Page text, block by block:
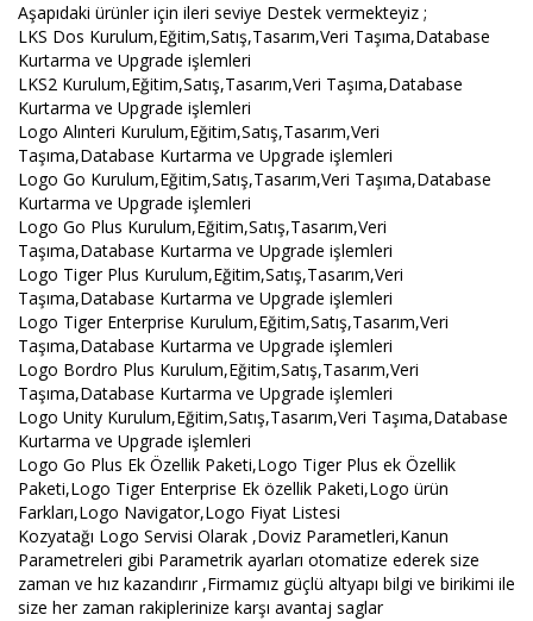
Aşapıdaki ürünler için ileri seviye Destek vermekteyiz ;
LKS Dos Kurulum,Eğitim,Satış,Tasarım,Veri Taşıma,Database
Kurtarma ve Upgrade işlemleri
LKS2 Kurulum,Eğitim,Satış,Tasarım,Veri Taşıma,Database
Kurtarma ve Upgrade işlemleri
Logo Alınteri Kurulum,Eğitim,Satış,Tasarım,Veri
Taşıma,Database Kurtarma ve Upgrade işlemleri
Logo Go Kurulum,Eğitim,Satış,Tasarım,Veri Taşıma,Database
Kurtarma ve Upgrade işlemleri
Logo Go Plus Kurulum,Eğitim,Satış,Tasarım,Veri
Taşıma,Database Kurtarma ve Upgrade işlemleri
Logo Tiger Plus Kurulum,Eğitim,Satış,Tasarım,Veri
Taşıma,Database Kurtarma ve Upgrade işlemleri
Logo Tiger Enterprise Kurulum,Eğitim,Satış,Tasarım,Veri
Taşıma,Database Kurtarma ve Upgrade işlemleri
Logo Bordro Plus Kurulum,Eğitim,Satış,Tasarım,Veri
Taşıma,Database Kurtarma ve Upgrade işlemleri
Logo Unity Kurulum,Eğitim,Satış,Tasarım,Veri Taşıma,Database
Kurtarma ve Upgrade işlemleri
Logo Go Plus Ek Özellik Paketi,Logo Tiger Plus ek Özellik
Paketi,Logo Tiger Enterprise Ek özellik Paketi,Logo ürün
Farkları,Logo Navigator,Logo Fiyat Listesi
Kozyatağı Logo Servisi Olarak ,Doviz Parametleri,Kanun
Parametreleri gibi Parametrik ayarları otomatize ederek size
zaman ve hız kazandırır ,Firmamız güçlü altyapı bilgi ve birikimi ile
size her zaman rakiplerinize karşı avantaj saglar